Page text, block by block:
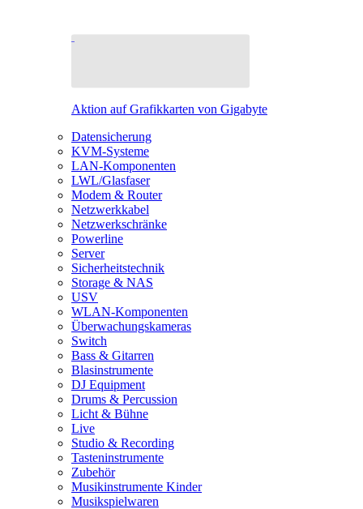
Aktion auf Grafikkarten von Gigabyte
Datensicherung
KVM-Systeme
LAN-Komponenten
LWL/Glasfaser
Modem & Router
Netzwerkkabel
Netzwerkschränke
Powerline
Server
Sicherheitstechnik
Storage & NAS
USV
WLAN-Komponenten
Überwachungskameras
Switch
Bass & Gitarren
Blasinstrumente
DJ Equipment
Drums & Percussion
Licht & Bühne
Live
Studio & Recording
Tasteninstrumente
Zubehör
Musikinstrumente Kinder
Musikspielwaren